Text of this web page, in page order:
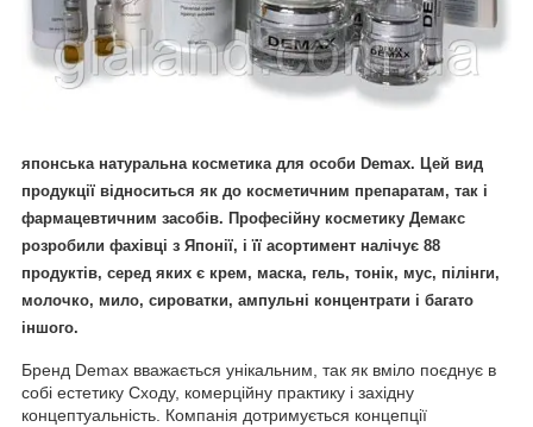
японська натуральна косметика для особи Demax. Цей вид
продукції відноситься як до косметичним препаратам, так і
фармацевтичним засобів. Професійну косметику Демакс
розробили фахівці з Японії, і її асортимент налічує 88
продуктів, серед яких є крем, маска, гель, тонік, мус, пілінги,
молочко, мило, сироватки, ампульні концентрати і багато
іншого.
Бренд Demax вважається унікальним, так як вміло поєднує в
собі естетику Сходу, комерційну практику і західну
концептуальність. Компанія дотримується концепції